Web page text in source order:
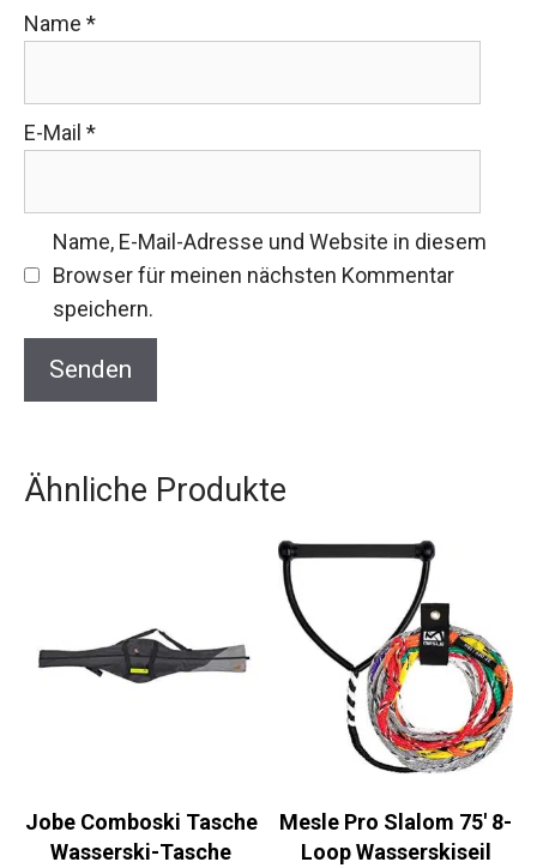
Name *
E-Mail *
Name, E-Mail-Adresse und Website in diesem
Browser für meinen nächsten Kommentar
speichern.
Ähnliche Produkte
Jobe Comboski Tasche
Wasserski-Tasche
Mesle Pro Slalom 75′ 8-
Loop Wasserskiseil